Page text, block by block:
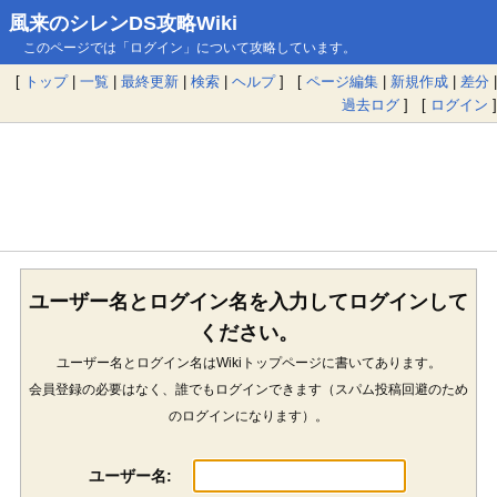
風来のシレンDS攻略Wiki
このページでは「ログイン」について攻略しています。
[ トップ| 一覧 | 最終更新 | 検索 | ヘルプ] [ ページ編集 | 新規作成 | 差分 |
過去ログ ] [ ログイン ]
ユーザー名とログイン名を入力してログインして
ください。
ユーザー名とログイン名はWikiトップページに書いてあります。
会員登録の必要はなく、誰でもログインできます（スパム投稿回避のため
のログインになります）。
ユーザー名: